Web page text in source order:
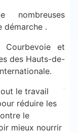
nombreuses
démarche .
et
des Hauts-de-
le travail
réduire les
le
mieux nourrir